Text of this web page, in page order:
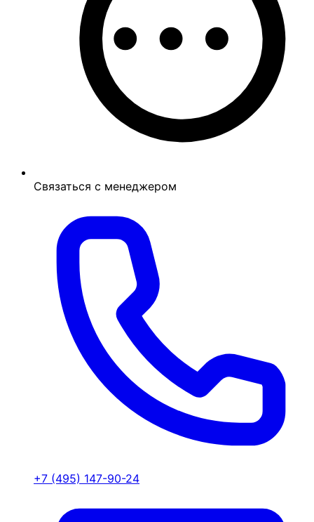
Связаться с менеджером
+7 (495) 147-90-24